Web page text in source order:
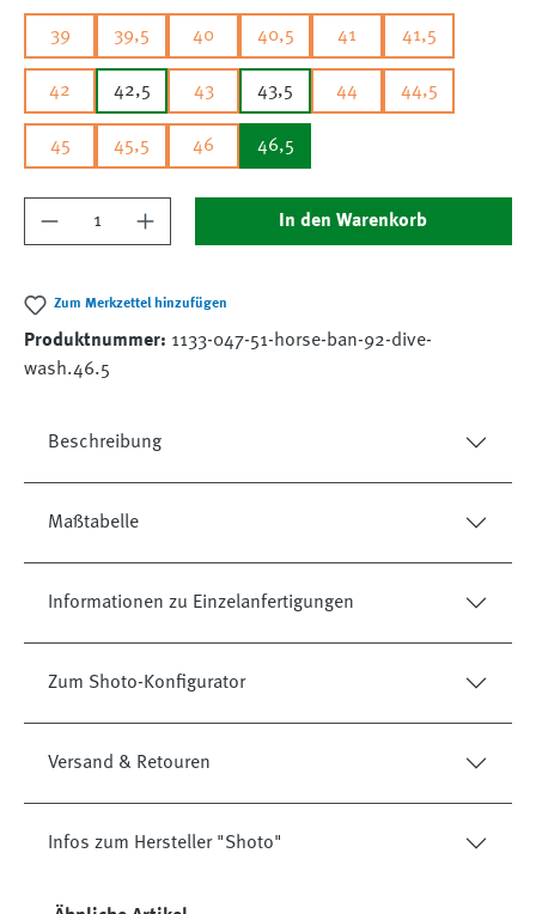
39 39,5 40 40,5 41 41,5
42 42,5 43 43,5 44 44,5
45 45,5 46 46,5
Produkt Anzahl: Gib den gewünschten Wert
In den Warenkorb
Zum Merkzettel hinzufügen
Produktnummer: 1133-047-51-horse-ban-92-dive-
wash.46.5
Beschreibung
Maßtabelle
Informationen zu Einzelanfertigungen
Zum Shoto-Konfigurator
Versand & Retouren
Infos zum Hersteller "Shoto"